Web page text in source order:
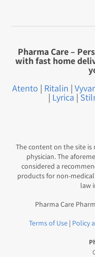
Pharma Care –
with fast home
Atento | Ritalin |
| Lyrica |
The content on the site
physician. The
considered a
products for non-
law
Pharma Care
Terms of Use | Policy